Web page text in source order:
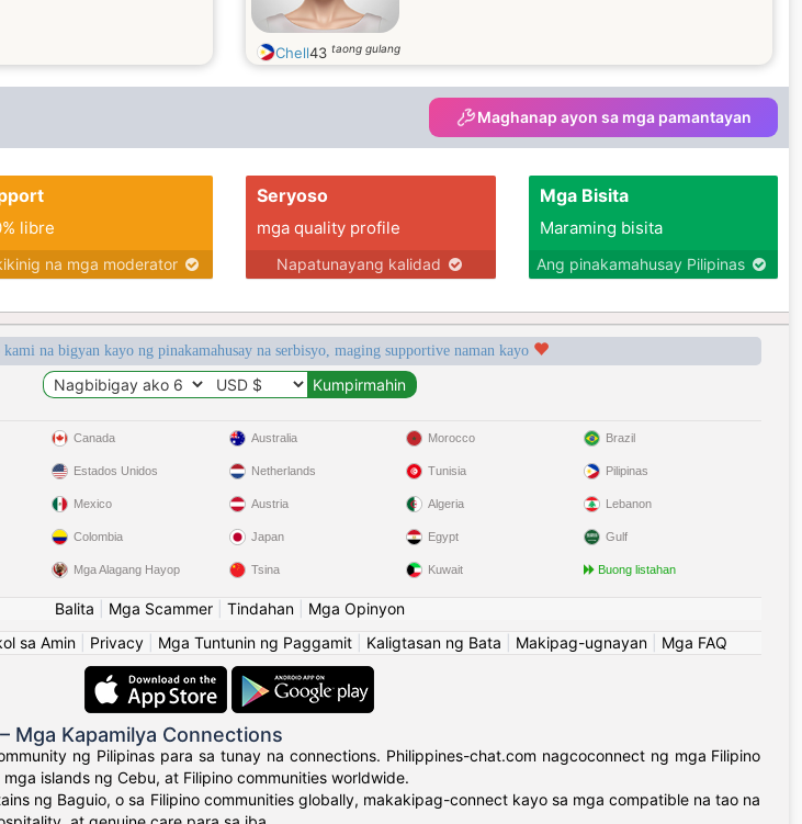
Chell43 taong gulang
Maghanap ayon sa mga pamantayan
libre
na mga moderator
Seryoso
mga quality profile
Napatunayang kalidad
Mga Bisita
Maraming bisita
Ang pinakamahusay Pilipinas
kami na bigyan kayo ng pinakamahusay na serbisyo, maging supportive naman kayo
Canada
Estados Unidos
Mexico
Colombia
Mga Alagang Hayop
Australia
Netherlands
Austria
Japan
Tsina
Morocco
Tunisia
Algeria
Egypt
Kuwait
Brazil
Pilipinas
Lebanon
Gulf
Buong listahan
Balita Mga Scammer| Tindahan| Mga Opinyon
sa Amin Privacy Mga Tuntunin ng Paggamit Kaligtasan ng Bata Makipag-ugnayan Mga FAQ
Mga Kapamilya Connections
ng Pilipinas para sa tunay na connections. Philippines-chat.com nagcoconnect ng mga Filipino
islands ng Cebu, at Filipino communities worldwide.
ng Baguio, o sa Filipino communities globally, makakipag-connect kayo sa mga compatible na tao na